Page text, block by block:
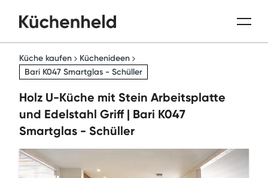
Küche kaufen
Küchenideen
Bari K047 Smartglas - Schüller
Holz U-Küche mit Stein Arbeitsplatte
und Edelstahl Griff | Bari K047
Smartglas - Schüller